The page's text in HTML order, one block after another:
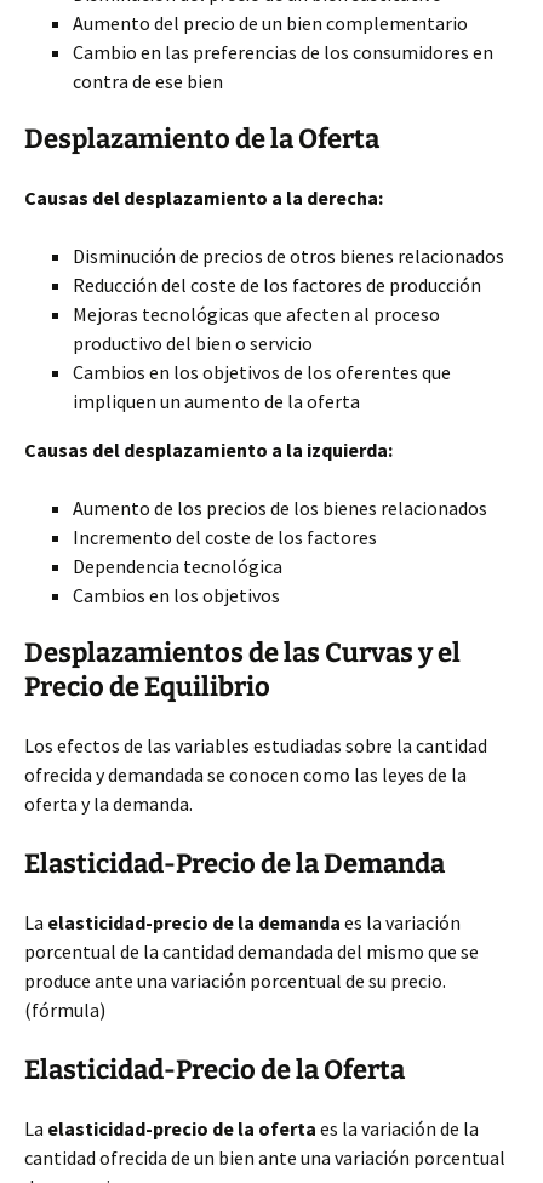
Aumento del precio de un bien complementario
Cambio en las preferencias de los consumidores en
contra de ese bien
Desplazamiento de la Oferta
Causas del desplazamiento a la derecha:
Disminución de precios de otros bienes relacionados
Reducción del coste de los factores de producción
Mejoras tecnológicas que afecten al proceso
productivo del bien o servicio
Cambios en los objetivos de los oferentes que
impliquen un aumento de la oferta
Causas del desplazamiento a la izquierda:
Aumento de los precios de los bienes relacionados
Incremento del coste de los factores
Dependencia tecnológica
Cambios en los objetivos
Desplazamientos de las Curvas y el
Precio de Equilibrio
Los efectos de las variables estudiadas sobre la cantidad
ofrecida y demandada se conocen como las leyes de la
oferta y la demanda.
Elasticidad-Precio de la Demanda
La elasticidad-precio de la demanda es la variación
porcentual de la cantidad demandada del mismo que se
produce ante una variación porcentual de su precio.
(fórmula)
Elasticidad-Precio de la Oferta
La elasticidad-precio de la oferta es la variación de la
cantidad ofrecida de un bien ante una variación porcentual